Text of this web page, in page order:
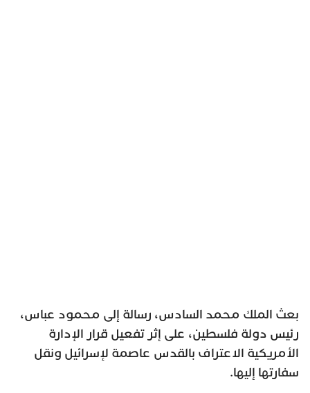
بعث الملك محمد السادس، رسالة إلى محمود عباس،
رئيس دولة فلسطين، على إثر تفعيل قرار الإدارة
الأمريكية الاعتراف بالقدس عاصمة لإسرائيل ونقل
سفارتها إليها.